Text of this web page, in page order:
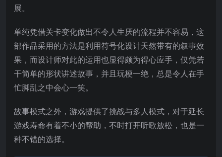
展。
单纯凭借关卡变化做出不令人生厌的流程并不容易，这
部作品采用的方法是利用符号化设计天然带有的叙事效
果，而设计师对此的运用也显得颇为得心应手，仅凭若
干简单的形状讲述故事，并且玩梗一绝，总是令人在手
忙脚乱之中会心一笑。
故事模式之外，游戏提供了挑战与多人模式，对于延长
游戏寿命有着不小的帮助，不时打开听歌放松，也是一
种不错的选择。